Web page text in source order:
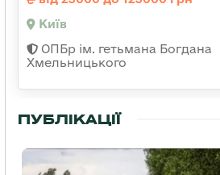
Київ
ОПБр ім. гетьмана Богдана
Хмельницького
ПУБЛІКАЦІЇ